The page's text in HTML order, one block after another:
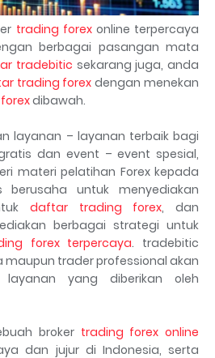
trading forexonline terpercaya
berbagai pasangan mata
tradebitic sekarang juga, anda
trading forex dengan menekan
dibawah.
layanan – layanan terbaik bagi
dan event – event spesial,
materi pelatihan Forex kepada
berusaha untuk menyediakan
daftar trading forex, dan
berbagai strategi untuk
forex terpercaya. tradebitic
trader professional akan
yang diberikan oleh
broker trading forex online
dan jujur di Indonesia, serta